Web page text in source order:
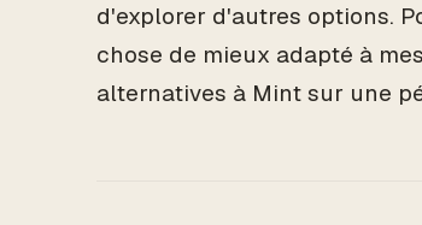
d'explorer d'autres options.
chose de mieux adapté à
alternatives à Mint sur une